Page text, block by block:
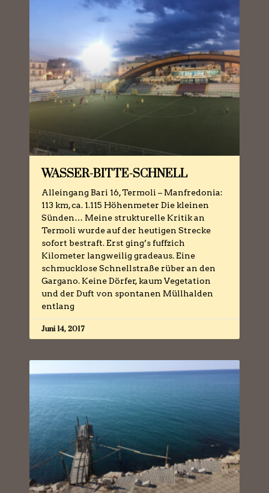
WASSER-BITTE-SCHNELL
Alleingang Bari 16, Termoli – Manfredonia:
113 km, ca. 1.115 Höhenmeter Die kleinen
Sünden… Meine strukturelle Kritik an
Termoli wurde auf der heutigen Strecke
sofort bestraft. Erst ging’s fuffzich
Kilometer langweilig gradeaus. Eine
schmucklose Schnellstraße rüber an den
Gargano. Keine Dörfer, kaum Vegetation
und der Duft von spontanen Müllhalden
entlang
Juni 14, 2017